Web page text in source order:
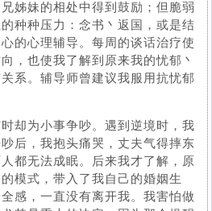
姊妹的相处中得到鼓励；但脆弱
种种压力：念书丶返国，或是结
的心理辅导。每周的谈话治疗使
，也使我了解到原来我的忧郁丶
系。辅导师曾建议我服用抗忧郁
却为小事争吵。遇到逆境时，我
后，我抱头痛哭，丈夫气得摔东
都无法成眠。后来我才了解，原
模式，带入了我自己的婚姻生
感，一直没有离开我。我害怕做